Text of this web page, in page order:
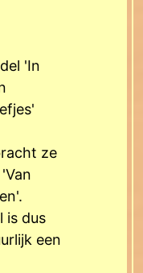
'In
ze
is dus
een